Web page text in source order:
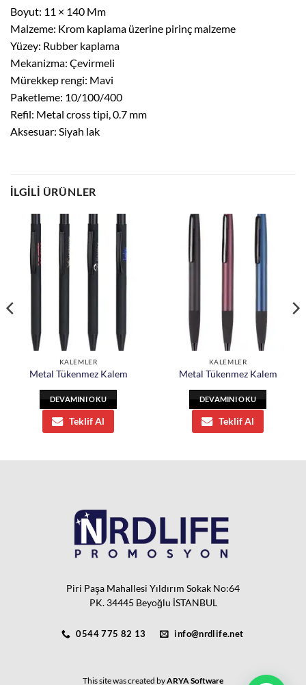
Boyut: 11 × 140 Mm
Malzeme: Krom kaplama üzerine pirinç malzeme
Yüzey: Rubber kaplama
Mekanizma: Çevirmeli
Mürekkep rengi: Mavi
Paketleme: 10/100/400
Refil: Metal cross tipi, 0.7 mm
Aksesuar: Siyah lak
İLGILI ÜRÜNLER
KALEMLER
Metal Tükenmez Kalem
DEVAMINI OKU
Teklif Al
KALEMLER
Metal Tükenmez Kalem
DEVAMINI OKU
Teklif Al
Piri Paşa Mahallesi Yıldırım Sokak No:64
PK. 34445 Beyoğlu İSTANBUL
0544 775 82 13 info@nrdlife.net
This site was created byARYA Software